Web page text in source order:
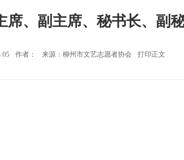
、副主席、秘书长、副
作者： 来源：柳州市文艺志愿者协会 打印正文